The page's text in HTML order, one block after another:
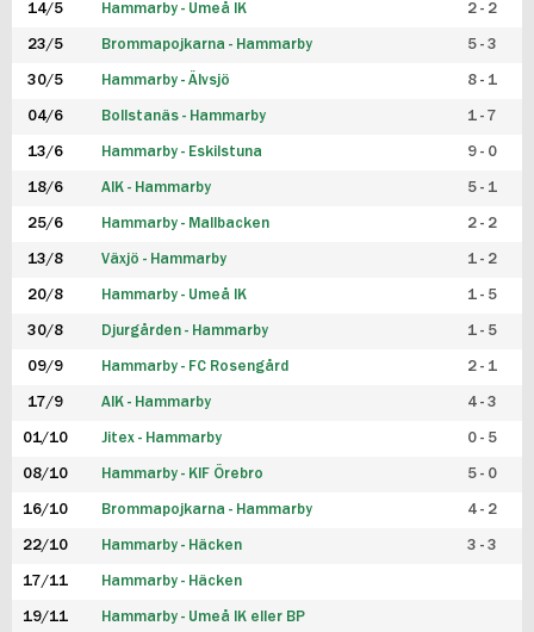
14/5 Hammarby - Umeå IK 2 - 2
23/5 Brommapojkarna - Hammarby 5 - 3
30/5 Hammarby - Älvsjö 8 - 1
04/6 Bollstanäs - Hammarby 1 - 7
13/6 Hammarby - Eskilstuna 9 - 0
18/6 AIK - Hammarby 5 - 1
25/6 Hammarby - Mallbacken 2 - 2
13/8 Växjö - Hammarby 1 - 2
20/8 Hammarby - Umeå IK 1 - 5
30/8 Djurgården - Hammarby 1 - 5
09/9 Hammarby - FC Rosengård 2 - 1
17/9 AIK - Hammarby 4 - 3
01/10 Jitex - Hammarby 0 - 5
08/10 Hammarby - KIF Örebro 5 - 0
16/10 Brommapojkarna - Hammarby 4 - 2
22/10 Hammarby - Häcken 3 - 3
17/11 Hammarby - Häcken
19/11 Hammarby - Umeå IK eller BP